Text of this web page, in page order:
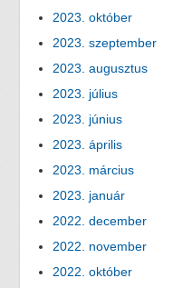
2023. október
2023. szeptember
2023. augusztus
2023. július
2023. június
2023. április
2023. március
2023. január
2022. december
2022. november
2022. október